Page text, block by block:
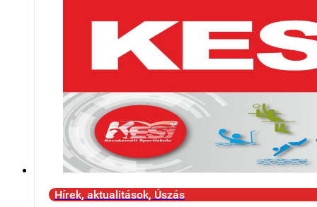
Hírek, aktualitások, Úszás